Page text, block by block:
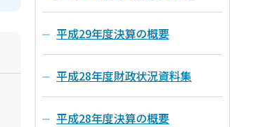
平成29年度決算の概要
平成28年度財政状況資料集
平成28年度決算の概要